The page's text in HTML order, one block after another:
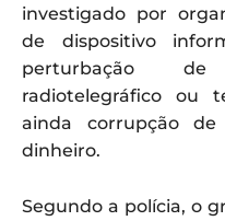
investigado por
de dispositivo
perturbação
radiotelegráfico ou
ainda corrupção
dinheiro.
Segundo a polícia, o